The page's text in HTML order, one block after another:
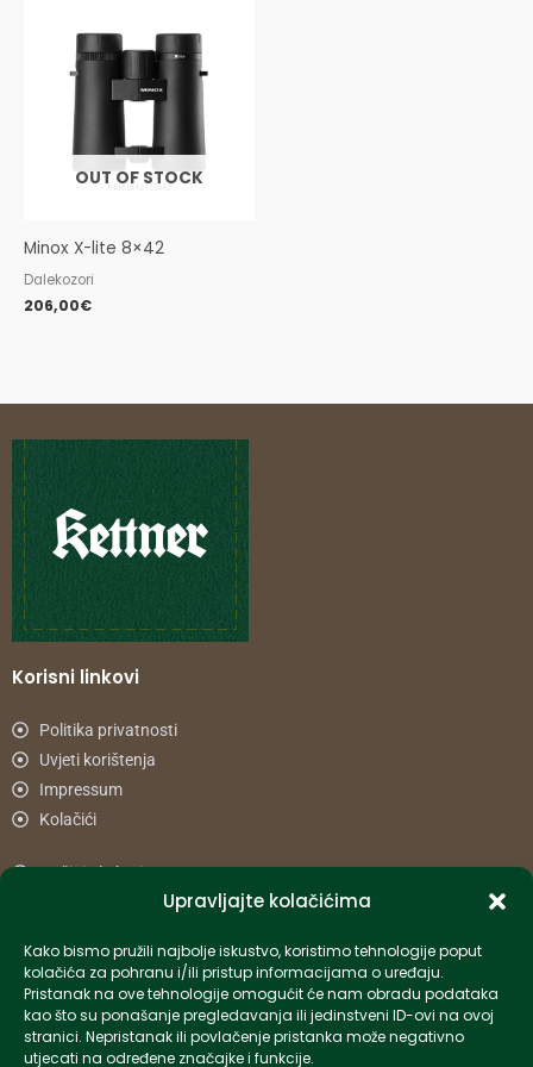
Upravljajte kolačićima
Kako bismo pružili najbolje iskustvo, koristimo tehnologije poput
kolačića za pohranu i/ili pristup informacijama o uređaju.
Pristanak na ove tehnologije omogućit će nam obradu podataka
kao što su ponašanje pregledavanja ili jedinstveni ID-ovi na ovoj
stranici. Nepristanak ili povlačenje pristanka može negativno
utjecati na određene značajke i funkcije.
OUT OF STOCK
Minox X-lite 8×42
Dalekozori
206,00€
Korisni linkovi
Politika privatnosti
Uvjeti korištenja
Impressum
Kolačići
Načini plaćanja
Informacije
info-hr@kettner.com